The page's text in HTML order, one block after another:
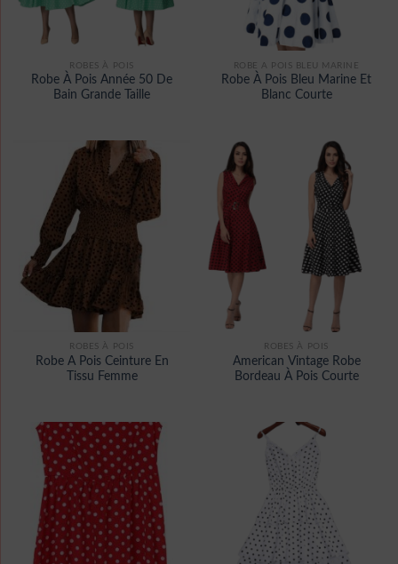
ROBES À POIS
Robe À Pois Année 50 De
Bain Grande Taille
ROBE A POIS BLEU MARINE
Robe À Pois Bleu Marine Et
Blanc Courte
ROBES À POIS
Robe A Pois Ceinture En
Tissu Femme
ROBES À POIS
American Vintage Robe
Bordeau À Pois Courte